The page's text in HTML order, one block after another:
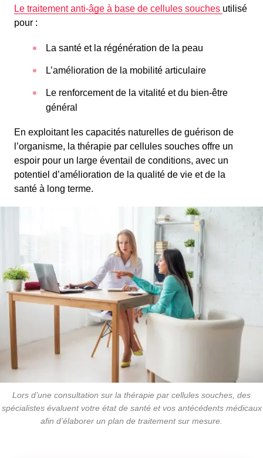
Le traitement anti-âge à base de cellules souches utilisé
pour :
La santé et la régénération de la peau
L’amélioration de la mobilité articulaire
Le renforcement de la vitalité et du bien-être
général
En exploitant les capacités naturelles de guérison de
l’organisme, la thérapie par cellules souches offre un
espoir pour un large éventail de conditions, avec un
potentiel d’amélioration de la qualité de vie et de la
santé à long terme.
Lors d’une consultation sur la thérapie par cellules souches, des
spécialistes évaluent votre état de santé et vos antécédents médicaux
afin d’élaborer un plan de traitement sur mesure